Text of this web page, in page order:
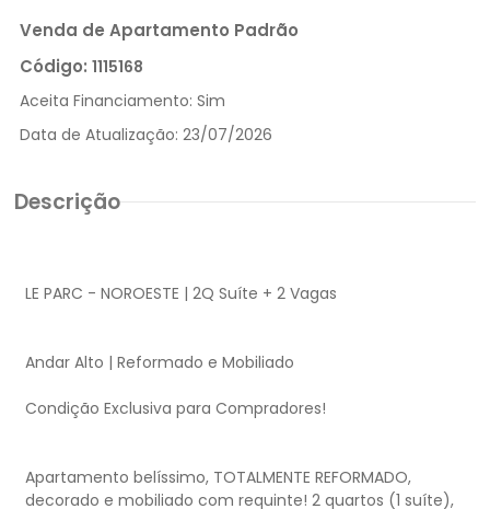
Venda de Apartamento Padrão
Código: 1115168
Aceita Financiamento: Sim
Data de Atualização: 23/07/2026
Descrição
LE PARC - NOROESTE | 2Q Suíte + 2 Vagas
Andar Alto | Reformado e Mobiliado
Condição Exclusiva para Compradores!
Apartamento belíssimo, TOTALMENTE REFORMADO,
decorado e mobiliado com requinte! 2 quartos (1 suíte),